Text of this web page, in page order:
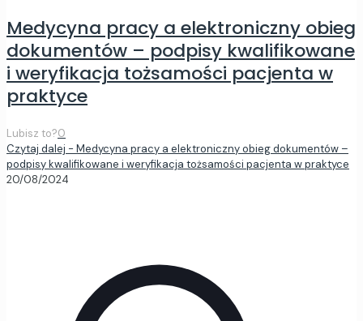
Medycyna pracy a elektroniczny obieg
dokumentów – podpisy kwalifikowane
i weryfikacja tożsamości pacjenta w
praktyce
Lubisz to?0
Czytaj dalej - Medycyna pracy a elektroniczny obieg dokumentów –
podpisy kwalifikowane i weryfikacja tożsamości pacjenta w praktyce
20/08/2024